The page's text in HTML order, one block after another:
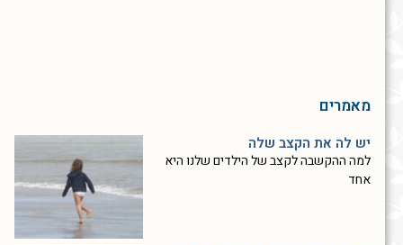
מאמרים
יש לה את הקצב שלה
למה ההקשבה לקצב של הילדים שלנו היא
אחד